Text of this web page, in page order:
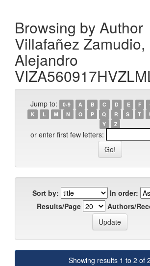
Browsing by Author
Villafañez Zamudio,
Alejandro
Jump to: 0-9 A B C D E F
K
L M N O P Q R S T
Y
Z
or enter first few letters:
Sort by:
In order:
Results/Page
Authors/
Showing results 1 to 2 of 2